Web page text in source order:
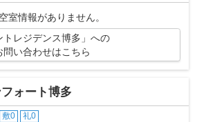
！！！♪
室情報がありません。
トレジデンス博多」への
問い合わせはこちら
ォート博多
敷0 礼0